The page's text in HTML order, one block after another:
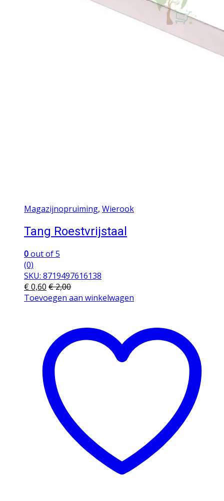
Magazijnopruiming, Wierook
Tang Roestvrijstaal
0out of 5
(0)
SKU: 8719497616138
€0,60 €2,00
Toevoegen aan winkelwagen